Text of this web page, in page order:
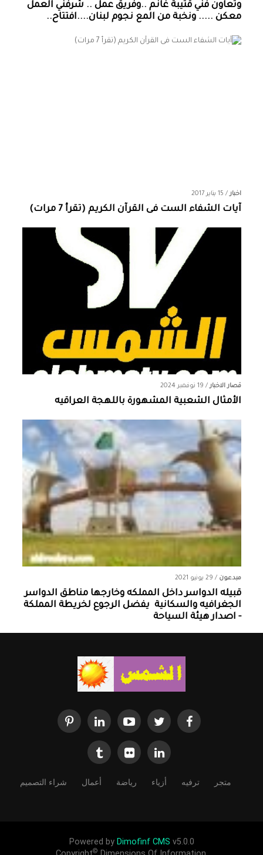
وتعاون فني قتيبة غانم ..وفريق عمل .. شرفني العمل
معكن ..... ونخبة من المع نجوم لبنان....افتتاح..
اخبار/ 15 يناير 2017
آيات الشفاء الست فى القرآن الكريم (تقرأ 7 مرات)
قصار الاخبار/ 19 نوفمبر 2024
الأمثال الشعبية المشهورة باللهجة العراقيه
مبدعون / 29 يونيو 2021
قبيله الدواسر داخل المملكه وخارجها ‏مناطق الدواسر
الجغرافيه والسكانية ‏ يفضل الرجوع لخريطة المملكة
- اصدار هيئة السياحة
متجر ترفيه أزياء رياضة أعمال شراء التصميم
Powered by Dimofinf CMS v5.0.0
©